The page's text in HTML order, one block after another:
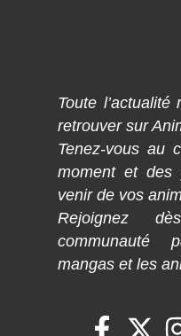
Toute
retrouver sur
Tenez-vous au
moment et des
venir de vos
Rejoignez
communauté
mangas et les